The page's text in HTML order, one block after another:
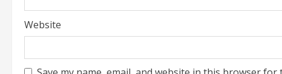
Website